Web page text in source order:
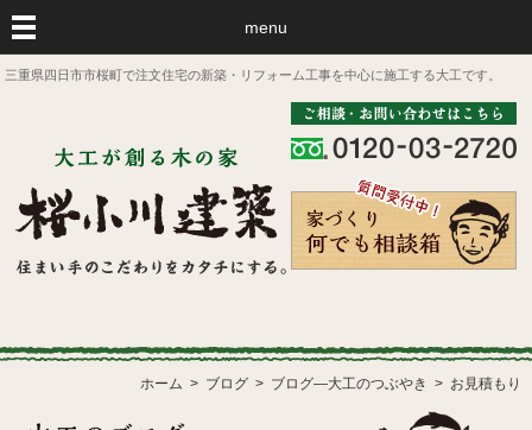
menu
三重県四日市市桜町で注文住宅の新築・リフォーム工事を中心に施工する大工です。
ホーム ブログ ブログ―大工のつぶやき お見積もり